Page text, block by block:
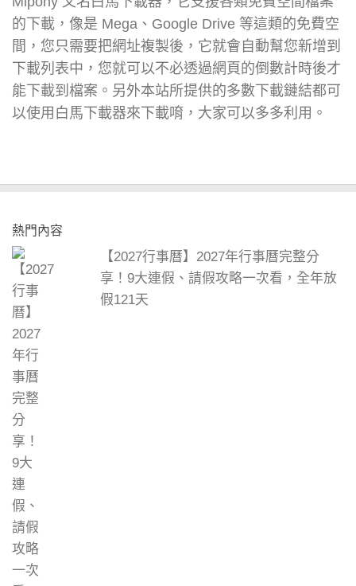
的下載，像是 Mega、Google Drive 等這類的免費空
間，您只需要把網址複製後，它就會自動幫您新增到
下載列表中，您就可以不必透過網頁的倒數計時後才
能下載到檔案。另外本站所提供的多數下載鏈結都可
以使用白馬下載器來下載唷，大家可以多多利用。
熱門內容
【2027行事曆】2027年行事曆完整分
享！9大連假、請假攻略一次看，全年放
假121天